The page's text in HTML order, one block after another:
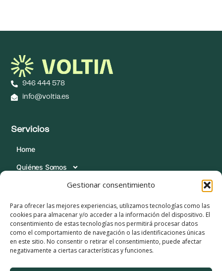
Gestionar consentimiento
Para ofrecer las mejores experiencias, utilizamos tecnologías como las
cookies para almacenar y/o acceder a la información del dispositivo. El
consentimiento de estas tecnologías nos permitirá procesar datos
como el comportamiento de navegación o las identificaciones únicas
en este sitio. No consentir o retirar el consentimiento, puede afectar
negativamente a ciertas características y funciones.
946 444 578
info@voltia.es
Servicios
Home
Quiénes Somos
Blog
Contacta
Condiciones Legales